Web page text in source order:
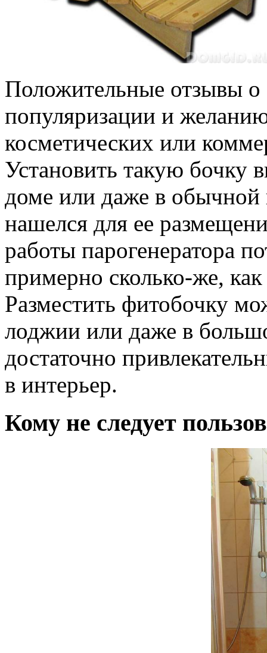
Положительные отзывы о
популяризации и
косметических или
Установить такую бочку
доме или даже в обычной
нашелся для ее
работы парогенератора
примерно сколько-же, как
Разместить фитобочку
лоджии или даже в
достаточно
в интерьер.
Кому не следует